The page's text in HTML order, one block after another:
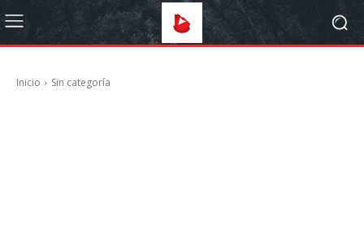
Inicio Sin categoría